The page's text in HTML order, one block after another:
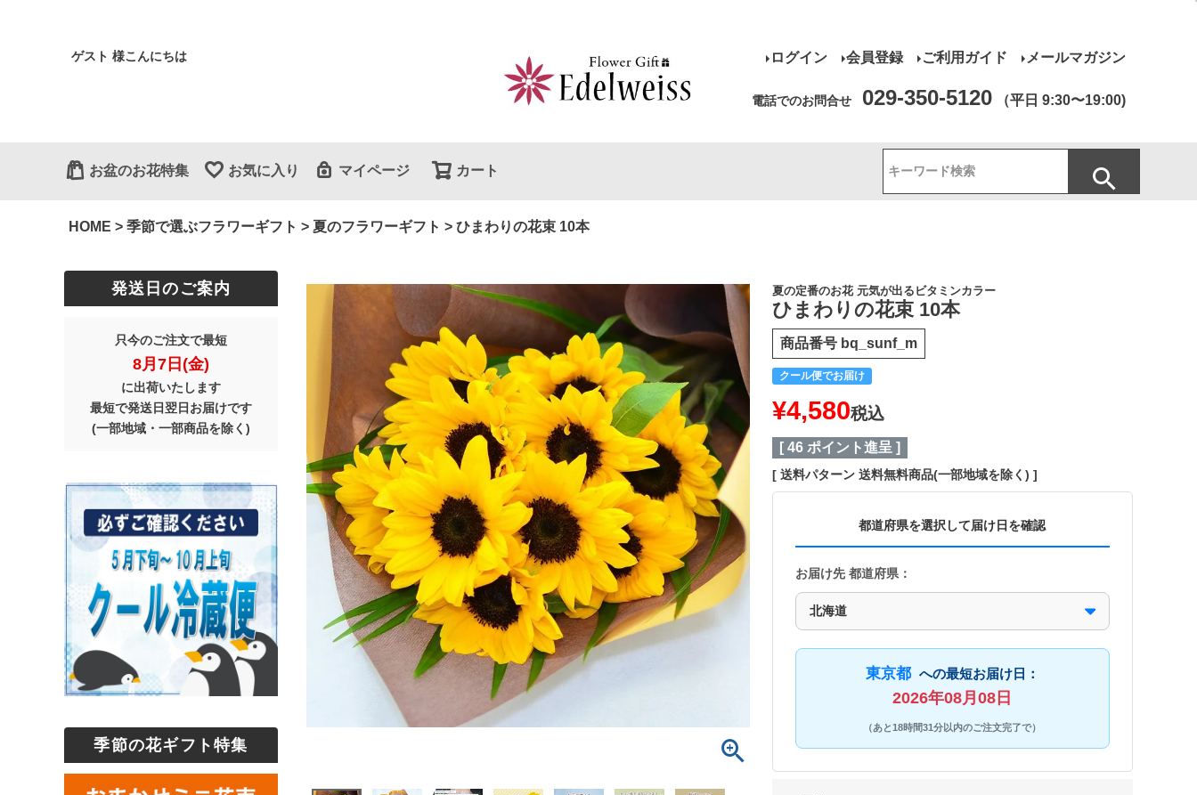
ゲスト 様こんにちは ログイン 会員登録 ご利用ガイド メールマガジン
電話でのお問合せ 029-350-5120 （平日 9:30〜19:00)
お盆のお花特集 お気に入り マイページ カート
HOME 季節で選ぶフラワーギフト 夏のフラワーギフト ひまわりの花束 10本
発送日のご案内
只今のご注文で最短
8月7日(金)
に出荷いたします
最短で発送日翌日お届けです
(一部地域・一部商品を除く)
季節の花ギフト特集
夏の定番のお花 元気が出るビタミンカラー
ひまわりの花束 10本
商品番号 bq_sunf_m
クール便でお届け
¥4,580税込
[ 46 ポイント進呈 ]
送料パターン 送料無料商品(一部地域を除く)
都道府県を選択して届け日を確認
お届け先 都道府県：
東京都 への最短お届け日：
2026年08月08日
（あと18時間31分以内のご注文完了で）